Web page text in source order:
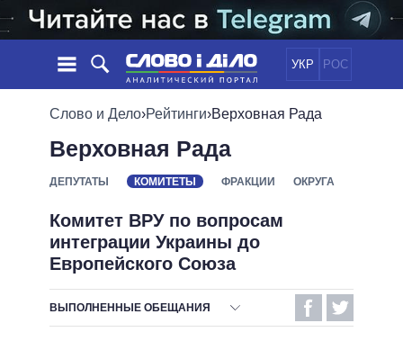
УКР РОС
НОВОСТИ
ЛЕНТА
СОБЫТИЯ
ОБЗОРЫ
ПОЛИТИКА
ЭКОНОМИКА
МИР
ОБЕЩАНИЯ
ПОЛИТИКИ
ВСЕ ПОЛИТИКИ
ПРЕЗИДЕНТ И ОФИС
ВЕРХОВНАЯ РАДА
КАБИНЕТ МИНИСТРОВ
ИНФОГРАФИКА
ВИДЕО
ПОДДЕРЖАТЬ
Слово и Дело›Рейтинги›Верховная Рада
Верховная Рада
ДЕПУТАТЫ КОМИТЕТЫ ФРАКЦИИ ОКРУГА
Комитет ВРУ по вопросам
интеграции Украины до
Европейского Союза
ВЫПОЛНЕННЫЕ ОБЕЩАНИЯ